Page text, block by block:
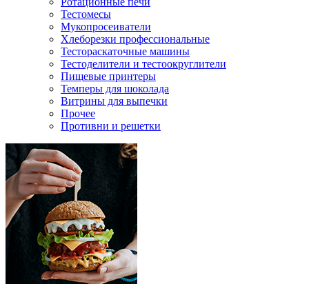
Тестомесы
Мукопросеиватели
Хлеборезки профессиональные
Тестораскаточные машины
Тестоделители и тестоокруглители
Пищевые принтеры
Темперы для шоколада
Витрины для выпечки
Прочее
Противни и решетки